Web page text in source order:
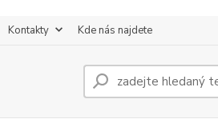
Kontakty Kde nás najdete